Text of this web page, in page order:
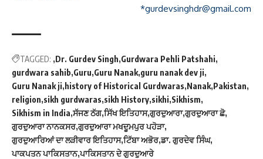
*gurdevsinghdr@gmail.com
TAGGED: Dr. Gurdev Singh Gurdwara Pehli Patshahi
gurdwara sahib Guru Guru Nanak guru nanak dev ji
Guru Nanak ji history of Historical Gurdwaras Nanak Pakistan
religion sikh gurdwaras sikh History sikhi Sikhism
Sikhism in India ਸੱਜਣ ਠੱਗ ਸਿੱਖ ਇਤਿਹਾਸ ਗੁਰਦੁਆਰਾ ਗੁਰਦੁਆਰਾ ਛੋ
ਗੁਰਦੁਆਰਾ ਨਾਨਕਸਰ ਗੁਰਦੁਆਰਾ ਮਖਦੂਮਪੁਰ ਪਹੋੜਾ
ਗੁਰਦੁਆਰਿਆਂ ਦਾ ਲੜੀਵਾਰ ਇਤਿਹਾਸ ਟਿੱਬਾ ਅਭੋਰ ਡਾ. ਗੁਰਦੇਵ ਸਿੰਘ
ਪਾਕਪਤਨ ਪਾਕਿਸਤਾਨ ਪਾਕਿਸਤਾਨ ਦੇ ਗੁਰਦੁਆਰੇ